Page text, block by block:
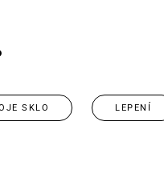
SKLO LEPENÍ